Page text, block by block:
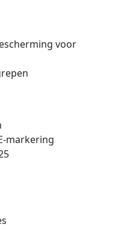
voor
markering